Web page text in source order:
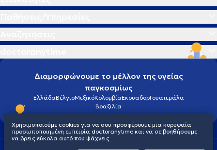
Διαμορφώνουμε το μέλλον της υγείας
παγκοσμίως
ΕλλάδαΒέλγιοΜεξικόΚολομβίαΕκουαδόρΓουατεμάλα
Βραζιλία
Χρησιμοποιούμε cookies για να σου προσφέρουμε μια κορυφαία
προσωποποιημένη εμπειρία doctoranytime και να σε βοηθήσουμε
να βρεις εύκολα αυτό που ψάχνεις.